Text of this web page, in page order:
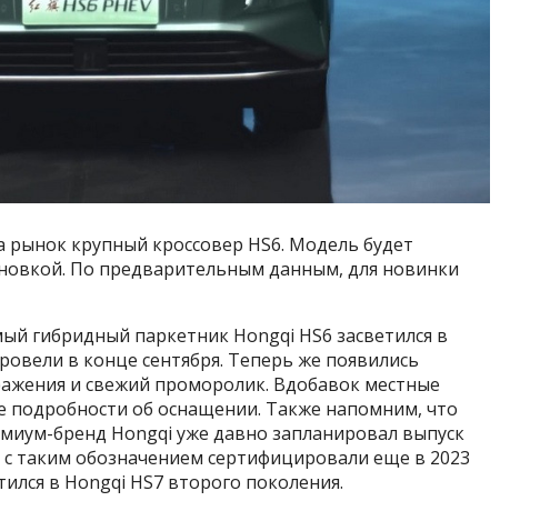
крупный кроссовер HS6. Модель будет
По предварительным данным, для новинки
гибридный паркетник Hongqi HS6 засветился в
в конце сентября. Теперь же появились
и свежий проморолик. Вдобавок местные
об оснащении. Также напомним, что
бренд Hongqi уже давно запланировал выпуск
с таким обозначением сертифицировали еще в 2023
в Hongqi HS7 второго поколения.